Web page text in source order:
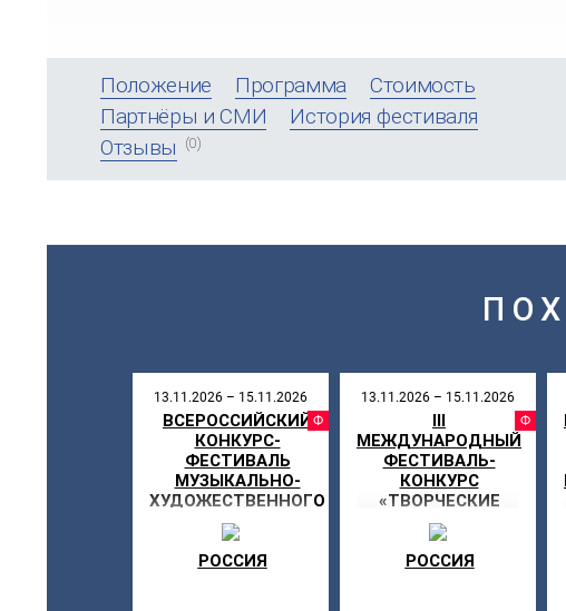
Положение Программа
Стоимость
Партнёры и СМИ
История фестиваля
Отзывы
(0)
13.11.2026 – 15.11.2026
ВСЕРОССИЙСКИЙ
КОНКУРС-
ФЕСТИВАЛЬ
МУЗЫКАЛЬНО-
ХУДОЖЕСТВЕННОГО
ТВОРЧЕСТВА «МОЯ
ЗВЕЗДА»
РОССИЯ
13.11.2026 – 15.11.2026
III
МЕЖДУНАРОДНЫЙ
ФЕСТИВАЛЬ-
КОНКУРС
«ТВОРЧЕСКИЕ
ВСТРЕЧИ ВО
ВЛАДИМИРЕ»
РОССИЯ